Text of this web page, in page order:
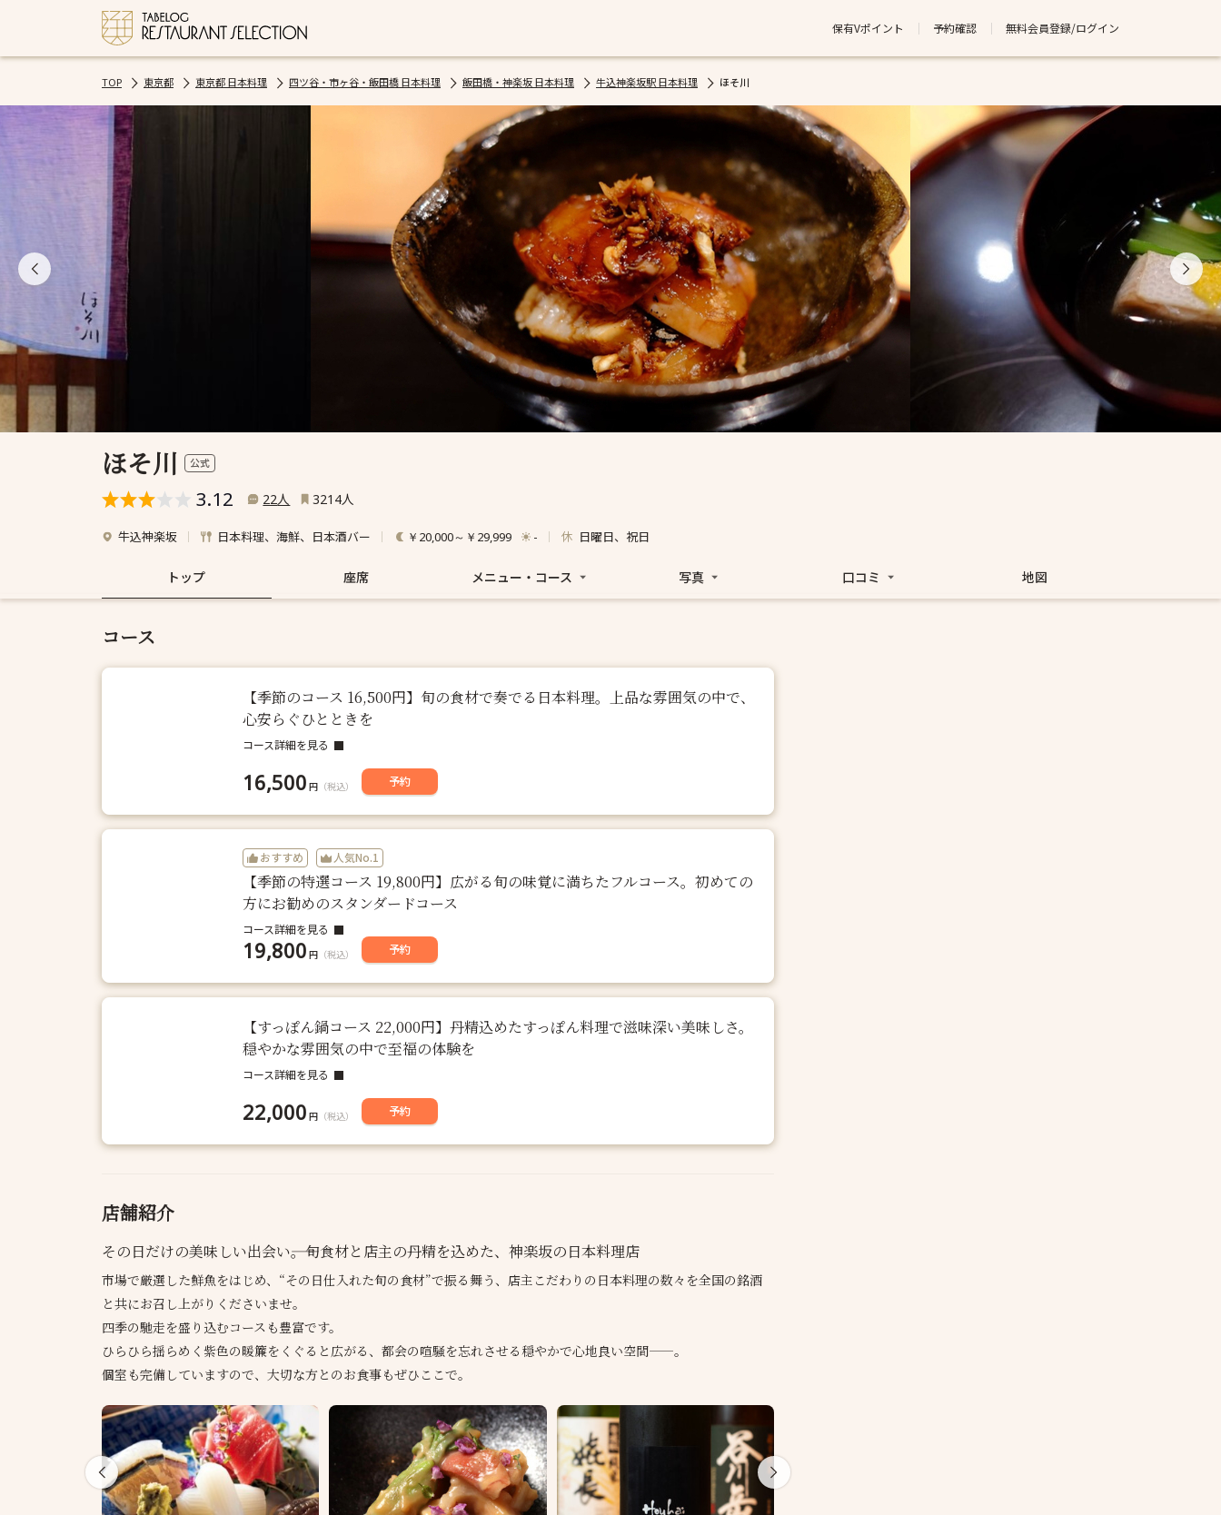
保有Vポイント 予約確認 無料会員登録/ログイン
TOP 東京都 東京都 日本料理 四ツ谷・市ヶ谷・飯田橋 日本料理 飯田橋・神楽坂 日本料理 牛込神楽坂駅 日本料理 ほそ川
ほそ川 公式
3.12 22人 3214人
牛込神楽坂 日本料理、海鮮、日本酒バー ￥20,000～￥29,999 - 休 日曜日、祝日
トップ 座席 メニュー・コース 写真 口コミ 地図
コース
【季節のコース 16,500円】旬の食材で奏でる日本料理。上品な雰囲気の中で、
心安らぐひとときを
コース詳細を見る
16,500 円 （税込） 予約
おすすめ 人気No.1
【季節の特選コース 19,800円】広がる旬の味覚に満ちたフルコース。初めての
方にお勧めのスタンダードコース
コース詳細を見る
19,800 円 （税込） 予約
【すっぽん鍋コース 22,000円】丹精込めたすっぽん料理で滋味深い美味しさ。
穏やかな雰囲気の中で至福の体験を
コース詳細を見る
22,000 円 （税込） 予約
店舗紹介
その日だけの美味しい出会い――。旬食材と店主の丹精を込めた、神楽坂の日本料理店
市場で厳選した鮮魚をはじめ、“その日仕入れた旬の食材”で振る舞う、店主こだわりの日本料理の数々を全国の銘酒
と共にお召し上がりくださいませ。
四季の馳走を盛り込むコースも豊富です。
ひらひら揺らめく紫色の暖簾をくぐると広がる、都会の喧騒を忘れさせる穏やかで心地良い空間――。
個室も完備していますので、大切な方とのお食事もぜひここで。